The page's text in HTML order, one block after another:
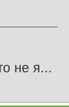
не я...